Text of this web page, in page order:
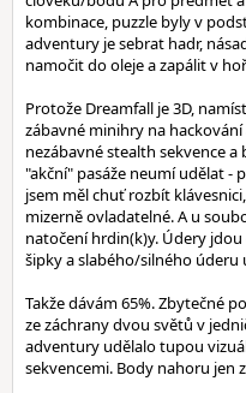
kombinace, puzzle byly v
adventury je sebrat hadr,
namočit do oleje a zapálit v
Protože Dreamfall je 3D,
zábavné minihry na
nezábavné stealth sekvence
"akční" pasáže neumí udělat -
jsem měl chuť rozbít
mizerně ovladatelné. A u
natočení hrdin(k)y. Údery
šipky a slabého/silného úderu
Takže dávám 65%. Zbytečné
ze záchrany dvou světů v
adventury udělalo tupou
sekvencemi. Body nahoru jen